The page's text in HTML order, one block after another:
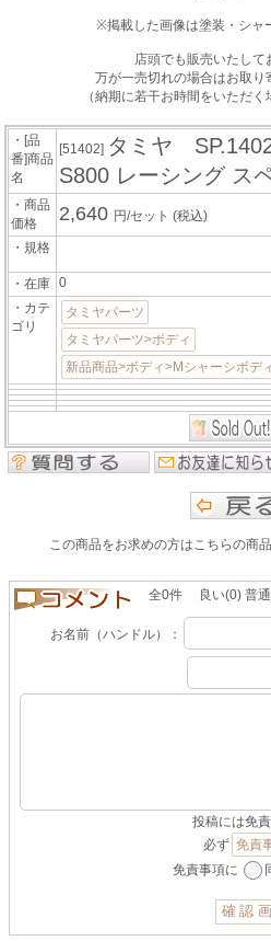
※掲載した画像は塗装・シャ
店頭でも販売いたして
万が一売切れの場合はお取り
（納期に若干お時間をいただく
・[品
番]商品
名
[51402] タミヤ
S800 レーシング ス
・商品
価格
2,640 円/セット(税込)
・規格
・在庫
0
・カテ
ゴリ
タミヤパーツ
タミヤパーツ>ボディ
新品商品>ボディ>Mシャーシボデ
この商品をお求めの方はこちらの商
全0件 良い(0) 普通
お名前（ハンドル）：
投稿には免
必ず 免責
免責事項に